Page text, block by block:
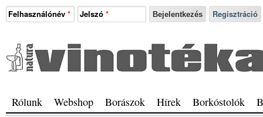
Ugrás a tartalomra
Felhasználónév * Jelszó * Regisztráció
Natura
Vinotéka
Főmenü
Rólunk Webshop Borászok Hírek Borkóstolók